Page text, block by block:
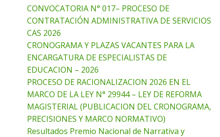
CONVOCATORIA N° 017– PROCESO DE
CONTRATACIÓN ADMINISTRATIVA DE SERVICIOS
CAS 2026
CRONOGRAMA Y PLAZAS VACANTES PARA LA
ENCARGATURA DE ESPECIALISTAS DE
EDUCACION – 2026
PROCESO DE RACIONALIZACION 2026 EN EL
MARCO DE LA LEY N° 29944 – LEY DE REFORMA
MAGISTERIAL (PUBLICACION DEL CRONOGRAMA,
PRECISIONES Y MARCO NORMATIVO)
Resultados Premio Nacional de Narrativa y